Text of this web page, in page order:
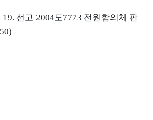
19. 선고 2004도7773 전원합의체 판